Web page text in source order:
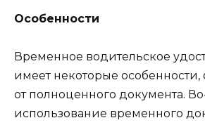
Особенности
Временное водительское
имеет некоторые
от полноценного документа.
использование временного